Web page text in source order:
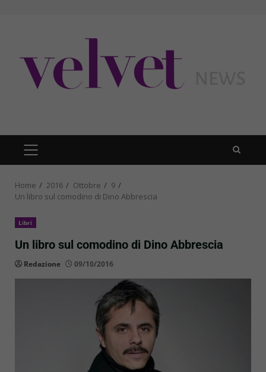
PRIMARY
MENU
Home 2016 Ottobre
9
Un libro sul comodino di Dino Abbrescia
Libri
Un libro sul comodino di Dino Abbrescia
Redazione 09/10/2016